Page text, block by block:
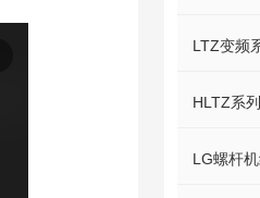
LTZ变频
HLTZ系
LG螺杆